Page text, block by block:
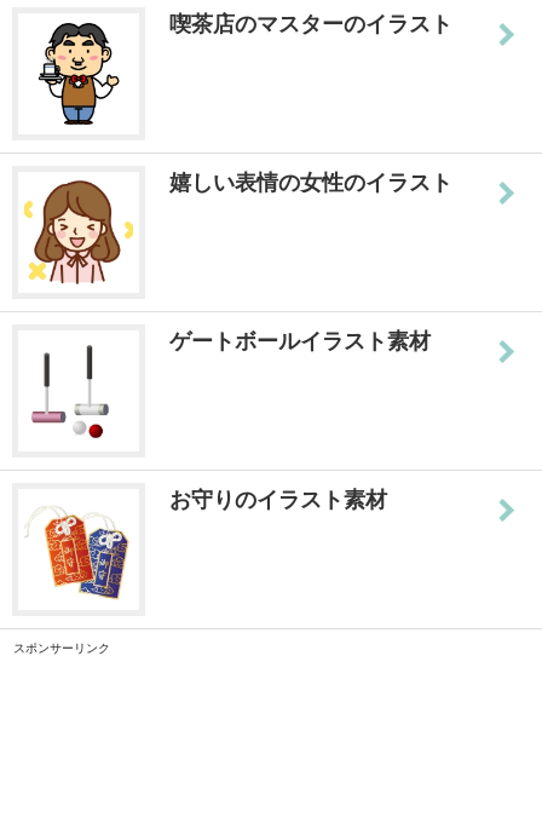
喫茶店のマスターのイラスト
嬉しい表情の女性のイラスト
ゲートボールイラスト素材
お守りのイラスト素材
スポンサーリンク